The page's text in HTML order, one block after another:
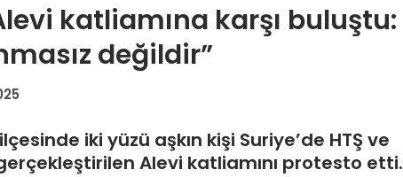
katliamına karşı buluştu:
değildir”
iki yüzü aşkın kişi Suriye’de HTŞ ve
Alevi katliamını protesto etti.